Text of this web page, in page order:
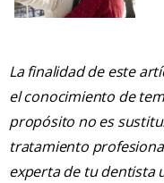
La finalidad de este
el conocimiento de
propósito no es
tratamiento
experta de tu dentista